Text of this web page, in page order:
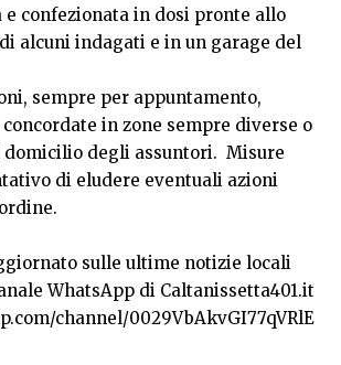
e confezionata in dosi pronte allo
alcuni indagati e in un garage del
sempre per appuntamento,
in zone sempre diverse o
degli assuntori. Misure
di eludere eventuali azioni
sulle ultime notizie locali
WhatsApp di Caltanissetta401.it
channel/0029VbAkvGI77qVRlE